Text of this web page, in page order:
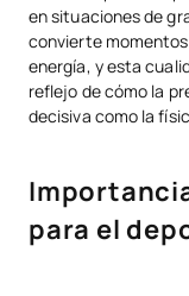
en situaciones de
convierte
energía, y esta
reflejo de cómo la
decisiva como la
para el